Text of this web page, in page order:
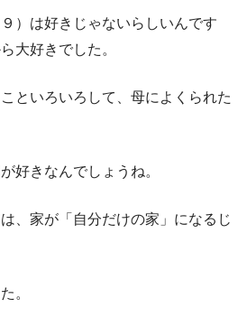
）は好きじゃないらしいんです
大好きでした。
といろいろして、母によくられた
好きなんでしょうね。
、家が「自分だけの家」になるじ
。